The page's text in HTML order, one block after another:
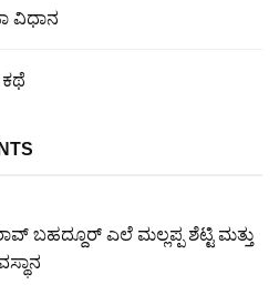
ವಿಧಾನ
ಕಥೆ
ಬಹದ್ದೂರ್ ಎಲೆ ಮಲ್ಲಪ್ಪ ಶೆಟ್ಟಿ ಮತ್ತು